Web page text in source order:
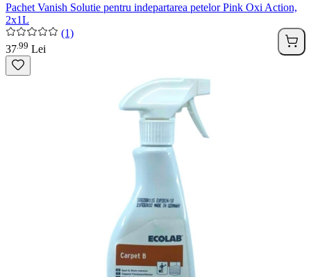
Pachet Vanish Solutie pentru indepartarea petelor Pink Oxi Action,
2x1L
(1)
37 99 Lei